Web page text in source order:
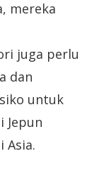
mereka
juga perlu
dan
untuk
Jepun
Asia.